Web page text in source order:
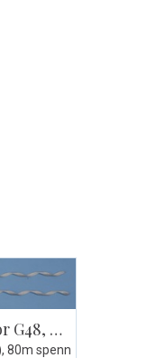
ADSS endefeste spiral for G48, med øye
80m spenn